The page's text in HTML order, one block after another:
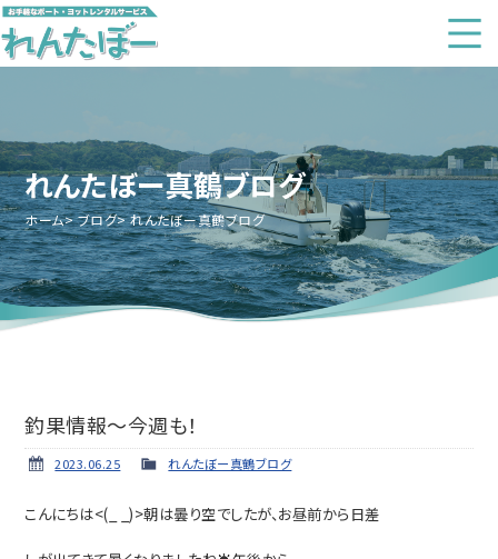
れんたぼー真鶴ブログ
ホーム ブログ れんたぼー真鶴ブログ
釣果情報～今週も！
2023.06.25 れんたぼー真鶴ブログ
こんにちは<(_ _)>朝は曇り空でしたが、お昼前から日差